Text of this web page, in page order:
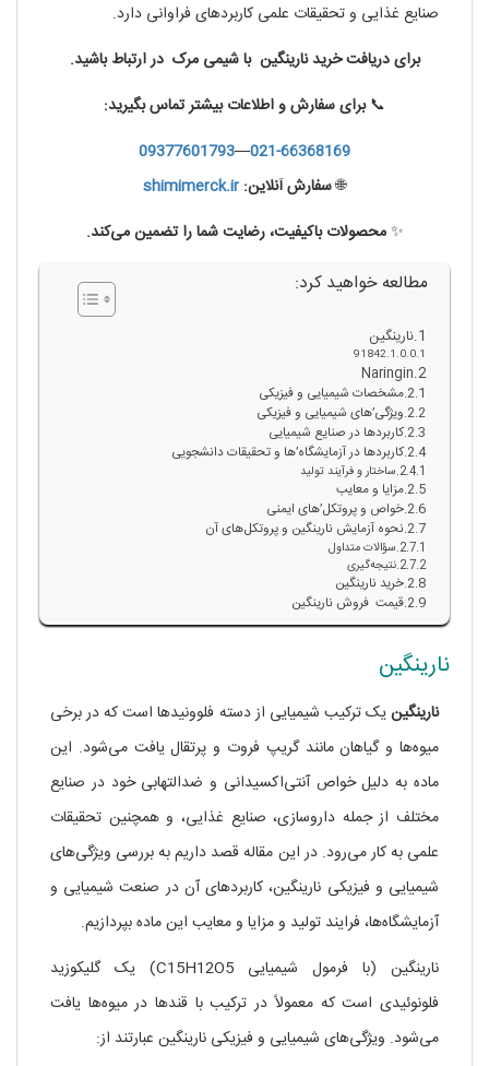
صنایع غذایی و تحقیقات علمی کاربردهای فراوانی دارد.
برای دریافت خرید نارینگین با شیمی مرک در ارتباط باشید.
📞برای سفارش و اطلاعات بیشتر تماس بگیرید:
021-66368169
—
09377601793
🌐سفارش آنلاین: shimimerck.ir
✨محصولات باکیفیت، رضایت شما را تضمین می‌کند.
مطالعه خواهید کرد:
نارینگین
91842
Naringin
مشخصات شیمیایی و فیزیکی
ویژگی’های شیمیایی و فیزیکی
کاربردها در صنایع شیمیایی
کاربردها در آزمایشگاه’ها و تحقیقات دانشجویی
ساختار و فرآیند تولید
مزایا و معایب
خواص و پروتکل’های ایمنی
نحوه آزمایش نارینگین و پروتکل‌های آن
سؤالات متداول
نتیجه‌گیری
خرید نارینگین
قیمت فروش نارینگین
نارینگین
نارینگینیک ترکیب شیمیایی از دسته فلوونیدها است که در برخی
میوه‌ها و گیاهان مانند گریپ فروت و پرتقال یافت می‌شود. این
ماده به دلیل خواص آنتی‌اکسیدانی و ضدالتهابی خود در صنایع
مختلف از جمله داروسازی، صنایع غذایی، و همچنین تحقیقات
علمی به کار می‌رود. در این مقاله قصد داریم به بررسی ویژگی‌های
شیمیایی و فیزیکی نارینگین، کاربردهای آن در صنعت شیمیایی و
آزمایشگاه‌ها، فرایند تولید و مزایا و معایب این ماده بپردازیم.
نارینگین (با فرمول شیمیایی C15H12O5) یک گلیکوزید
فلونوئیدی است که معمولاً در ترکیب با قندها در میوه‌ها یافت
می‌شود. ویژگی‌های شیمیایی و فیزیکی نارینگین عبارتند از: